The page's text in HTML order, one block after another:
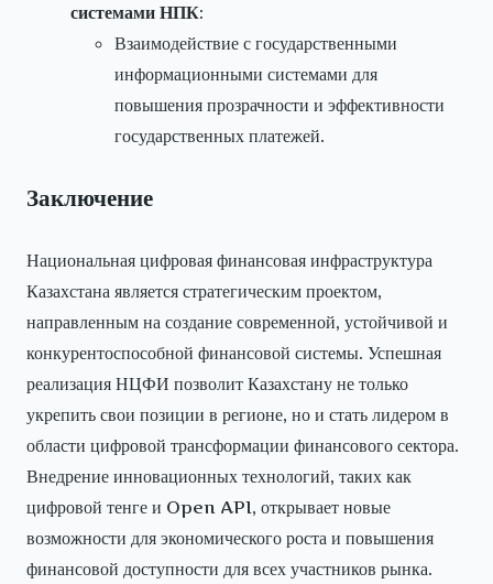
системами НПК:
Взаимодействие с государственными
информационными системами для
повышения прозрачности и эффективности
государственных платежей.
Заключение
Национальная цифровая финансовая инфраструктура
Казахстана является стратегическим проектом,
направленным на создание современной, устойчивой и
конкурентоспособной финансовой системы. Успешная
реализация НЦФИ позволит Казахстану не только
укрепить свои позиции в регионе, но и стать лидером в
области цифровой трансформации финансового сектора.
Внедрение инновационных технологий, таких как
цифровой тенге и Open API, открывает новые
возможности для экономического роста и повышения
финансовой доступности для всех участников рынка.